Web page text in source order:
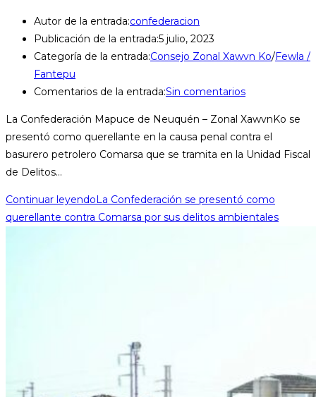
Autor de la entrada:confederacion
Publicación de la entrada:5 julio, 2023
Categoría de la entrada:Consejo Zonal Xawvn Ko/Fewla /
Fantepu
Comentarios de la entrada:Sin comentarios
La Confederación Mapuce de Neuquén – Zonal XawvnKo se
presentó como querellante en la causa penal contra el
basurero petrolero Comarsa que se tramita en la Unidad Fiscal
de Delitos…
Continuar leyendoLa Confederación se presentó como
querellante contra Comarsa por sus delitos ambientales